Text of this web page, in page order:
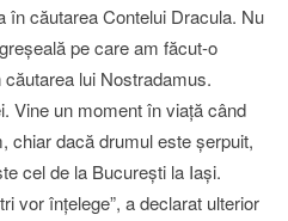
în căutarea Contelui Dracula. Nu
pe care am făcut-o
lui Nostradamus.
Vine un moment în viaţă când
chiar dacă drumul este şerpuit,
cel de la Bucureşti la Iaşi.
vor înţelege”, a declarat ulterior